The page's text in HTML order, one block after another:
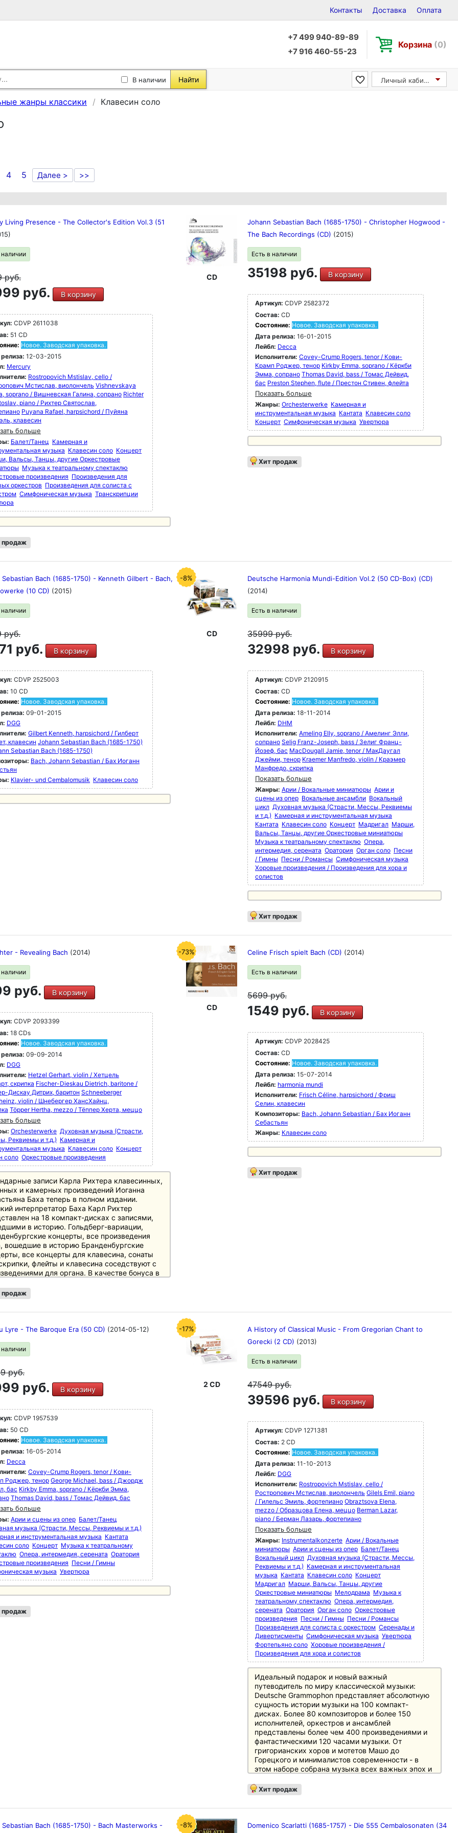
Контакты Доставка Оплата
+7 499 940-89-89
+7 916 460-55-23
Корзина (0)
В наличии Найти Личный кабинет
жанры классики Клавесин соло
4 5 Далее > >>
Living Presence - The Collector's Edition Vol.3 (51
наличии
руб.
руб. В корзину
CDVP 2611038
51 CD
Новое. Заводская упаковка.
12-03-2015
Mercury
Rostropovich Mstislav, cello /
Мстислав, виолончель Vishnevskaya
soprano / Вишневская Галина, сопрано Richter
piano / Рихтер Святослав,
Puyana Rafael, harpsichord / Пуйяна
клавесин
больше
Балет/Танец Камерная и
музыка Клавесин соло Концерт
Вальсы, Танцы, другие Оркестровые
Музыка к театральному спектаклю
произведения Произведения для
оркестров Произведения для солиста с
Симфоническая музыка Транскрипции
продаж
CD
Johann Sebastian Bach (1685-1750) - Christopher Hogwood -
The Bach Recordings (CD) (2015)
Есть в наличии
35198 руб. В корзину
Артикул: CDVP 2582372
Состав: CD
Состояние: Новое. Заводская упаковка.
Дата релиза: 16-01-2015
Лейбл: Decca
Исполнители: Covey-Crump Rogers, tenor / Кови-
Крамп Роджер, тенор Kirkby Emma, soprano / Кёркби
Эмма, сопрано Thomas David, bass / Томас Дейвид,
бас Preston Stephen, flute / Престон Стивен, флейта
Показать больше
Жанры: Orchesterwerke Камерная и
инструментальная музыка Кантата Клавесин соло
Концерт Симфоническая музыка Увертюра
Хит продаж
Bach (1685-1750) - Kenneth Gilbert - Bach,
(10 CD) (2015)
наличии
руб.
руб. В корзину
CDVP 2525003
10 CD
Новое. Заводская упаковка.
09-01-2015
DGG
Gilbert Kenneth, harpsichord / Гилберт
клавесин Johann Sebastian Bach (1685-1750)
Sebastian Bach (1685-1750)
Bach, Johann Sebastian / Бах Иоганн
Klavier- und Cembalomusik Клавесин соло
-8%
CD
Deutsche Harmonia Mundi-Edition Vol.2 (50 CD-Box) (CD)
(2014)
Есть в наличии
35999руб.
32998 руб. В корзину
Артикул: CDVP 2120915
Состав: CD
Состояние: Новое. Заводская упаковка.
Дата релиза: 18-11-2014
Лейбл: DHM
Исполнители: Ameling Elly, soprano / Амелинг Элли,
сопрано Selig Franz-Joseph, bass / Зелиг Франц-
Йозеф, бас MacDougall Jamie, tenor / МакДаугал
Джейми, тенор Kraemer Manfredo, violin / Краэмер
Манфредо, скрипка
Показать больше
Жанры: Арии / Вокальные миниатюры Арии и
сцены из опер Вокальные ансамбли Вокальный
цикл Духовная музыка (Страсти, Мессы, Реквиемы
и т.д.) Камерная и инструментальная музыка
Кантата Клавесин соло Концерт Мадригал Марши,
Вальсы, Танцы, другие Оркестровые миниатюры
Музыка к театральному спектаклю Опера,
интермедия, серената Оратория Орган соло Песни
/ Гимны Песни / Романсы Симфоническая музыка
Хоровые произведения / Произведения для хора и
солистов
Хит продаж
- Revealing Bach (2014)
наличии
руб. В корзину
CDVP 2093399
18 CDs
Новое. Заводская упаковка.
09-09-2014
DGG
Hetzel Gerhart, violin / Хетцель
скрипка Fischer-Dieskau Dietrich, baritone /
Дискау Дитрих, баритон Schneeberger
violin / Шнебергер ХансХайнц,
Töpper Hertha, mezzo / Тёппер Херта, меццо
больше
Orchesterwerke Духовная музыка (Страсти,
Реквиемы и т.д.) Камерная и
музыка Клавесин соло Концерт
соло Оркестровые произведения
записи Карла Рихтера клавесинных,
и камерных произведений Иоганна
Баха теперь в полном издании.
интерпретатор Баха Карл Рихтер
на 18 компакт-дисках с записями,
в историю. Гольдберг-вариации,
концерты, все произведения
вошедшие в историю Бранденбургские
все концерты для клавесина, сонаты
флейты и клавесина соседствуют с
для органа. В качестве бонуса в
выразительны и передают глубину и
Себастьяна Баха.
концерта возглавляет
часть "Золотой записи Вояджера",
нашу Солнечную систему в качестве
1" и "Вояджер-2".
Баха" приглашает вас открыть для
основные произведения Баха в
Карла Рихтера на клавесине и
Историческое свидетельство и горячая
исповедь убежденного
в равной степени.
продаж
-73%
CD
Celine Frisch spielt Bach (CD) (2014)
Есть в наличии
5699руб.
1549 руб. В корзину
Артикул: CDVP 2028425
Состав: CD
Состояние: Новое. Заводская упаковка.
Дата релиза: 15-07-2014
Лейбл: harmonia mundi
Исполнители: Frisch Céline, harpsichord / Фриш
Селин, клавесин
Композиторы: Bach, Johann Sebastian / Бах Иоганн
Себастьян
Жанры: Клавесин соло
Хит продаж
Lyre - The Baroque Era (50 CD) (2014-05-12)
наличии
руб.
руб. В корзину
CDVP 1957539
50 CD
Новое. Заводская упаковка.
16-05-2014
Decca
Covey-Crump Rogers, tenor / Кови-
Роджер, тенорGeorge Michael, bass / Джордж
бас Kirkby Emma, soprano / Кёркби Эмма,
Thomas David, bass / Томас Дейвид, бас
больше
Арии и сцены из опер Балет/Танец
музыка (Страсти, Мессы, Реквиемы и т.д.)
и инструментальная музыка Кантата
соло Концерт Музыка к театральному
Опера, интермедия, серената Оратория
произведения Песни / Гимны
музыка Увертюра
продаж
-17%
2 CD
A History of Classical Music - From Gregorian Chant to
Gorecki (2 CD) (2013)
Есть в наличии
47549руб.
39596 руб. В корзину
Артикул: CDVP 1271381
Состав: 2 CD
Состояние: Новое. Заводская упаковка.
Дата релиза: 11-10-2013
Лейбл: DGG
Исполнители: Rostropovich Mstislav, cello /
Ростропович Мстислав, виолончель Gilels Emil, piano
/ Гилельс Эмиль, фортепиано Obraztsova Elena,
mezzo / Образцова Елена, меццо Berman Lazar,
piano / Берман Лазарь, фортепиано
Показать больше
Жанры: Instrumentalkonzerte Арии / Вокальные
миниатюры Арии и сцены из опер Балет/Танец
Вокальный цикл Духовная музыка (Страсти, Мессы,
Реквиемы и т.д.) Камерная и инструментальная
музыка Кантата Клавесин соло Концерт
Мадригал Марши, Вальсы, Танцы, другие
Оркестровые миниатюры Мелодрама Музыка к
театральному спектаклю Опера, интермедия,
серената Оратория Орган соло Оркестровые
произведения Песни / Гимны Песни / Романсы
Произведения для солиста с оркестром Серенады и
Дивертисменты Симфоническая музыка Увертюра
Фортепьяно соло Хоровые произведения /
Произведения для хора и солистов
Идеальный подарок и новый важный
путеводитель по миру классической музыки:
Deutsche Grammophon представляет абсолютную
сущность истории музыки на 100 компакт-
дисках. Более 80 композиторов и более 150
исполнителей, оркестров и ансамблей
представлены более чем 400 произведениями и
фантастическими 120 часами музыки. От
григорианских хоров и мотетов Машо до
Горецкого и минималистов современности - в
этом наборе собрана музыка всех важных эпох и
музыки и культуры. Особое внимание уделено
основному репертуару с великими классиками и
Источником информации служит 250-страничный
Хит продаж
Sebastian Bach (1685-1750) - Bach Masterworks - -8% Domenico Scarlatti (1685-1757) - Die 555 Cembalosonaten (34